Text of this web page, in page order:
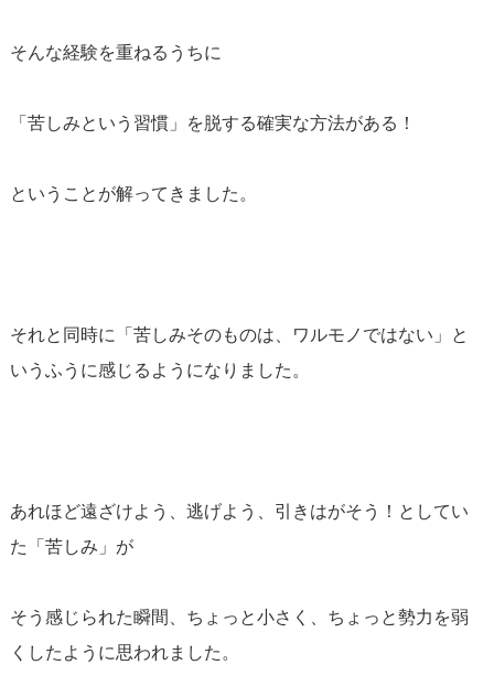
そんな経験を重ねるうちに
「苦しみという習慣」を脱する確実な方法がある！
ということが解ってきました。
それと同時に「苦しみそのものは、ワルモノではない」と
いうふうに感じるようになりました。
あれほど遠ざけよう、逃げよう、引きはがそう！としてい
た「苦しみ」が
そう感じられた瞬間、ちょっと小さく、ちょっと勢力を弱
くしたように思われました。